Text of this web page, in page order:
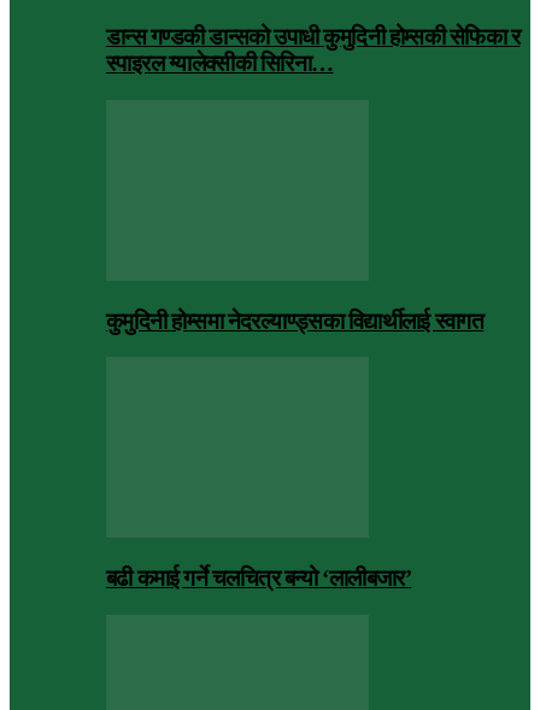
डान्स गण्डकी डान्सको उपाधी कुमुदिनी होम्सकी सेफिका र
स्पाइरल ग्यालेक्सीकी सिरिना…
कुमुदिनी होम्समा नेदरल्याण्ड्सका विद्यार्थीलाई स्वागत
बढी कमाई गर्ने चलचित्र बन्यो ‘लालीबजार’